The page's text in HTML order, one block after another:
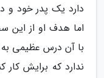
دارد یک پدر خود و
اما هدف او از این
با آن درس عظیمی به
ندارد که برایش